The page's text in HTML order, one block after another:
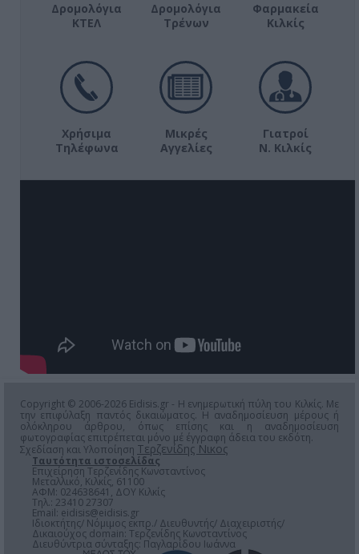
Δρομολόγια
ΚΤΕΛ
Δρομολόγια
Τρένων
Φαρμακεία
Κιλκίς
Χρήσιμα
Τηλέφωνα
Μικρές
Αγγελίες
Γιατροί
Ν. Κιλκίς
Copyright © 2006-2026 Eidisis.gr - Η ενημερωτική πύλη του Κιλκίς. Με
την επιφύλαξη παντός δικαιώματος. Η αναδημοσίευση μέρους ή
ολόκληρου άρθρου, όπως επίσης και η αναδημοσίευση
φωτογραφίας επιτρέπεται μόνο μέ έγγραφη άδεια του εκδότη.
Σχεδίαση και Υλοποίηση Τερζενίδης Νικος
Ταυτότητα ιστοσελίδας
Επιχείρηση Τερζενίδης Κωνσταντίνος
Μεταλλικό, Κιλκίς, 61100
ΑΦΜ: 024638641, ΔΟΥ Κιλκίς
Τηλ.: 23410 27307
Email: eidisis@eidisis.gr
Ιδιοκτήτης/ Νόμιμος εκπρ./ Διευθυντής/ Διαχειριστής/
Δικαιούχος domain: Τερζενίδης Κωνσταντίνος
Διευθύντρια σύνταξης: Παγλαρίδου Ιωάννα